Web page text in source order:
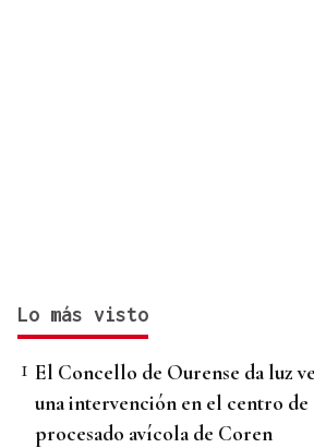
Lo más visto
El Concello de Ourense da luz
una intervención en el centro de
procesado avícola de Coren